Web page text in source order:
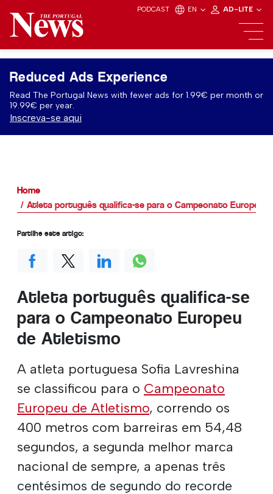
PODCAST EN AD-LITE
Reduced Ads Experience
Read The Portugal News with fewer ads for 1.99€ per month or
19.99€ per year.
Inscreva-se aqui
Home
Atleta português qualifica-se para o Campeonato Europeu
Atleta português qualifica-se
para o Campeonato Europeu
de Atletismo
A atleta portuguesa Sofia Lavreshina
se classificou para o Campeonato
Europeu de Atletismo, correndo os
400 metros com barreiras em 54,48
segundos, a segunda melhor marca
nacional de sempre, a apenas três
centésimos de segundo do recorde
Partilhe este artigo: